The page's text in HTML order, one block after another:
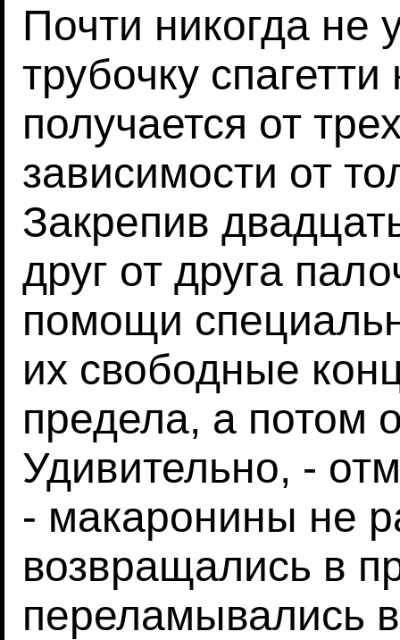
Почти никогда не
трубочку
получается от
зависимости от
Закрепив
друг от друга
помощи
их свободные
предела, а потом
Удивительно, -
- макаронины не
возвращались в
переламывались